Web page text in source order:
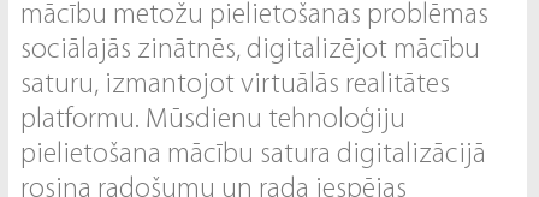
mācību metožu pielietošanas problēmas
sociālajās zinātnēs, digitalizējot mācību
saturu, izmantojot virtuālās realitātes
platformu. Mūsdienu tehnoloģiju
pielietošana mācību satura digitalizācijā
rosina radošumu un rada iespējas